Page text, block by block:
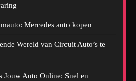
Mercedes auto kopen
Wereld van Circuit Auto’s te
Jouw Auto Online: Snel en